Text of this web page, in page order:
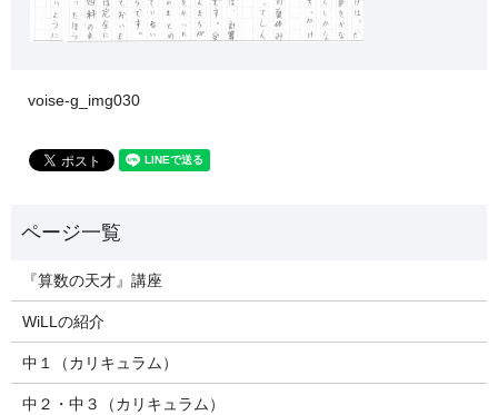
voise-g_img030
『算数の天才』講座
WiLLの紹介
中１（カリキュラム）
中２・中３（カリキュラム）